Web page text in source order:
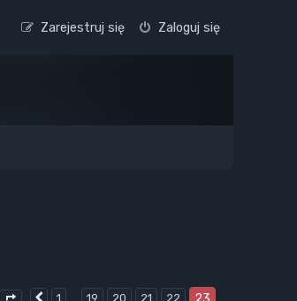
Zaloguj się
Zarejestruj się
1 19 20 21 22